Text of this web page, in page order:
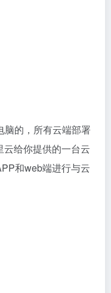
脑的，所有云端部署
云给你提供的一台云
和web端进行与云